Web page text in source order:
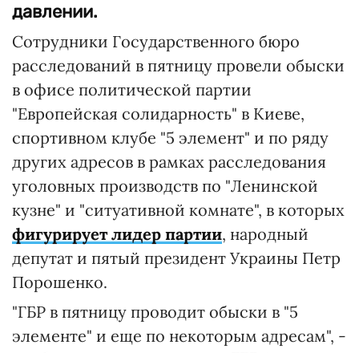
давлении.
Сотрудники Государственного бюро
расследований в пятницу провели обыски
в офисе политической партии
"Европейская солидарность" в Киеве,
спортивном клубе "5 элемент" и по ряду
других адресов в рамках расследования
уголовных производств по "Ленинской
кузне" и "ситуативной комнате", в которых
фигурирует лидер партии, народный
депутат и пятый президент Украины Петр
Порошенко.
"ГБР в пятницу проводит обыски в "5
элементе" и еще по некоторым адресам", -